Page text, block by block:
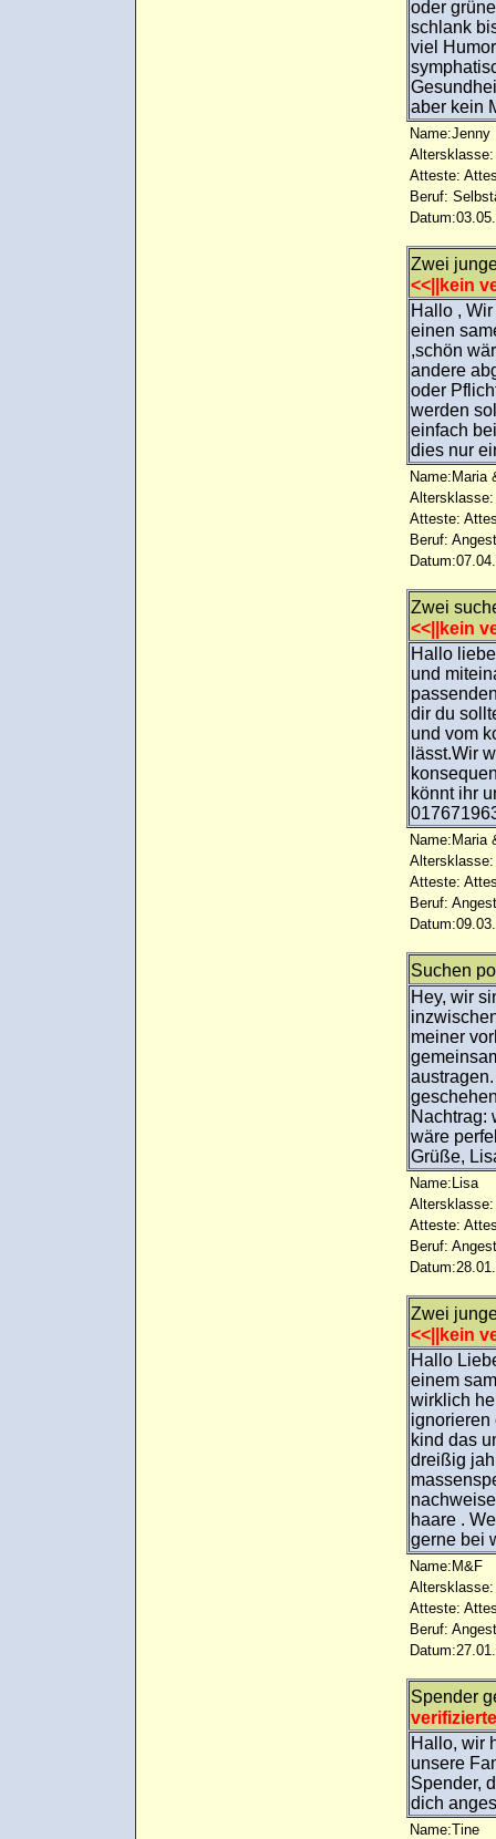
oder
schlank
viel
aber kein
Name:Jenny
Altersklasse:
Atteste:
Beruf:
Zwei
<<||kein
Hallo ,
einen
,schön
andere
oder
werden
einfach
dies nur
Name:Maria
Altersklasse:
Atteste:
Beruf:
Zwei
<<||kein
Hallo
und
dir du
und vom
lässt.Wir
könnt ihr
Name:Maria
Altersklasse:
Atteste:
Beruf:
Suchen
Hey, wir
meiner
Nachtrag:
wäre
Grüße,
Name:Lisa
Altersklasse:
Atteste:
Beruf:
Zwei
<<||kein
Hallo
einem
wirklich
ignorieren
kind das
dreißig
haare .
gerne bei
Name:M&F
Altersklasse:
Atteste:
Beruf:
Spender
Hallo, wir
unsere
Spender,
dich
Name:Tine